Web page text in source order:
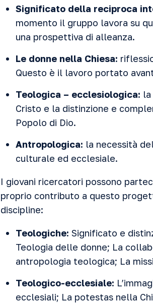
Significato della reciproca
momento il gruppo lavora su
una prospettiva di alleanza.
Le donne nella Chiesa:
Questo è il lavoro portato
Teologica – ecclesiologica:
Cristo e la distinzione e
Popolo di Dio.
Antropologica: la necessità
culturale ed ecclesiale.
I giovani ricercatori possono
proprio contributo a questo
discipline:
Teologiche: Significato e
Teologia delle donne; La
antropologia teologica; La
Teologico-ecclesiale:
ecclesiali; La potestas nella